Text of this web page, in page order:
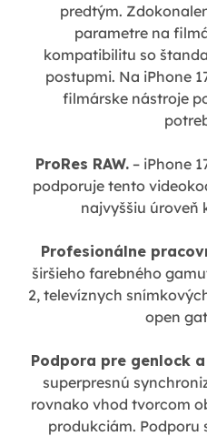
predtým.
parametre na
kompatibilitu so
postupmi. Na iPhone
filmárske nástroje
ProRes RAW. – iPhone
podporuje tento
najvyššiu úroveň
Profesionálne
širšieho farebného
2, televíznych
open
Podpora pre genlock
superpresnú
rovnako vhod tvorcom
produkciám. Podporu